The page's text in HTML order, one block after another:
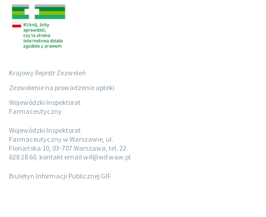
Krajowy Rejestr Zezwoleń
Zezwolenie na prowadzenie apteki
Wojewódzki Inspektorat
Farmaceutyczny
Wojewódzki Inspektorat
Farmaceutyczny w Warszawie, ul.
Floriańska 10, 03-707 Warszawa, tel. 22
628 28 60, kontakt email wif@wif.waw.pl
Biuletyn Informacji Publicznej GIF